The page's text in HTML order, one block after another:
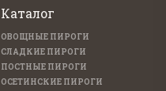
Каталог
ОВОЩНЫЕ ПИРОГИ
СЛАДКИЕ ПИРОГИ
ПОСТНЫЕ ПИРОГИ
ОСЕТИНСКИЕ ПИРОГИ